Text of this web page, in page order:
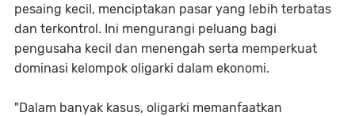
pesaing kecil, menciptakan pasar yang lebih terbatas
dan terkontrol. Ini mengurangi peluang bagi
pengusaha kecil dan menengah serta memperkuat
dominasi kelompok oligarki dalam ekonomi.
"Dalam banyak kasus, oligarki memanfaatkan